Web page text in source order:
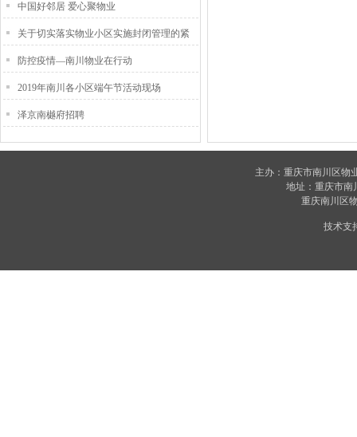
中国好邻居 爱心聚物业
关于切实落实物业小区实施封闭管理的紧
防控疫情—南川物业在行动
2019年南川各小区端午节活动现场
泽京南樾府招聘
主办：重庆市南川区
地址：重庆市南
重庆南川区
技术支